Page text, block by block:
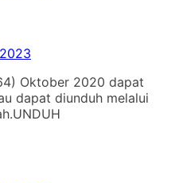
Oktober 2020 dapat
dapat diunduh melalui